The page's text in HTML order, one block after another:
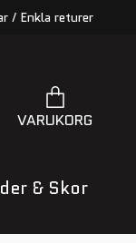
/ Enkla returer
VARUKORG
& Skor